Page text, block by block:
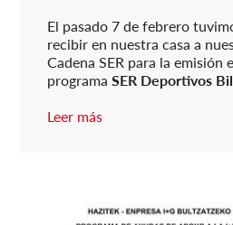
El pasado 7 de febrero
recibir en nuestra casa a
Cadena SER para la emisión
programaSER Deportivos
Leer más